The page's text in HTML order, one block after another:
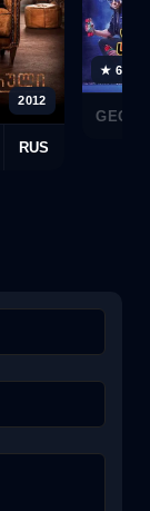
2012
RUS
★ 6.1
GEO